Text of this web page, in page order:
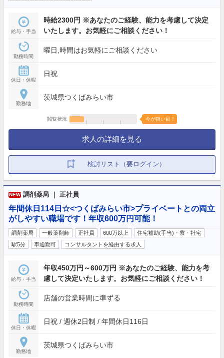
給与・手当
時給2300円 ※あなたのご経験、能力を考慮して決定
いたします。お気軽にご相談ください！
勤務時間
曜日,時間はお気軽にご相談ください
休日・休暇
日祝
勤務地
茨城県つくばみらい市
閲覧状況 今が狙い目！
求人の詳細を見る
検討リスト（要ログイン）
NEW 調剤薬局 ｜ 正社員
年間休日114日☆<つくばみらい市>プライベートとの両立
がしやすい職場です！年収600万円可能！
調剤薬局 一般薬剤師 正社員 600万以上
住宅補助(手当)・寮・社宅
駅5分
車通勤可 コンサルタントを経由する求人
給与・手当
年収450万円～600万円 ※あなたのご経験、能力を考
慮して決定いたします。お気軽にご相談ください！
勤務時間
店舗の営業時間に準ずる
休日・休暇
日祝 / 週休2日制 / 年間休日116日
勤務地
茨城県つくばみらい市